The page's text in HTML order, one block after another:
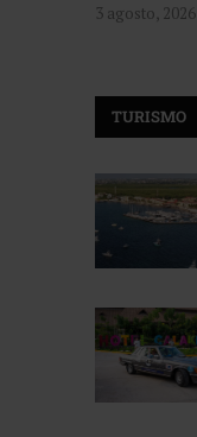
3 agosto, 2026
TURISMO